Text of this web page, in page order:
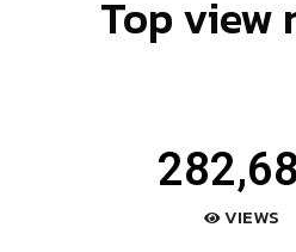
Top view
VIEWS